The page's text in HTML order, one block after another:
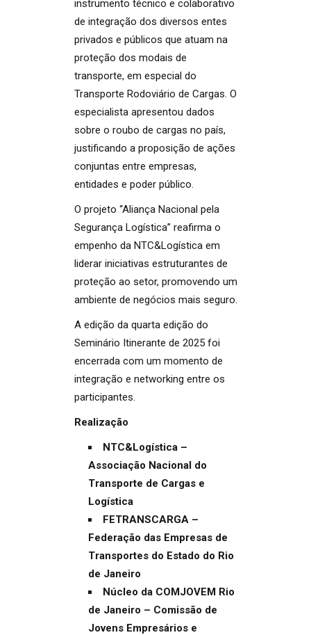
instrumento técnico e colaborativo
de integração dos diversos entes
privados e públicos que atuam na
proteção dos modais de
transporte, em especial do
Transporte Rodoviário de Cargas. O
especialista apresentou dados
sobre o roubo de cargas no país,
justificando a proposição de ações
conjuntas entre empresas,
entidades e poder público.
O projeto “Aliança Nacional pela
Segurança Logística” reafirma o
empenho da NTC&Logística em
liderar iniciativas estruturantes de
proteção ao setor, promovendo um
ambiente de negócios mais seguro.
A edição da quarta edição do
Seminário Itinerante de 2025 foi
encerrada com um momento de
integração e networking entre os
participantes.
Realização
NTC&Logística –
Associação Nacional do
Transporte de Cargas e
Logística
FETRANSCARGA –
Federação das Empresas de
Transportes do Estado do Rio
de Janeiro
Núcleo da COMJOVEM Rio
de Janeiro – Comissão de
Jovens Empresários e